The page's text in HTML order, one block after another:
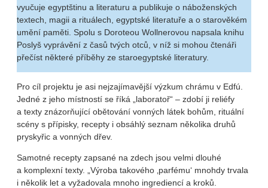
vyučuje egyptštinu a literaturu a publikuje o náboženských
textech, magii a rituálech, egyptské literatuře a o starověkém
umění paměti. Spolu s Doroteou Wollnerovou napsala knihu
Poslyš vyprávění z časů tvých otců, v níž si mohou čtenáři
přečíst některé příběhy ze staroegyptské literatury.
Pro cíl projektu je asi nejzajímavější výzkum chrámu v Edfú.
Jedné z jeho místností se říká „laboratoř“ – zdobí ji reliéfy
a texty znázorňující obětování vonných látek bohům, rituální
scény s přípisky, recepty i obsáhlý seznam několika druhů
pryskyřic a vonných dřev.
Samotné recepty zapsané na zdech jsou velmi dlouhé
a komplexní texty. „Výroba takového ‚parfému‘ mnohdy trvala
i několik let a vyžadovala mnoho ingrediencí a kroků.